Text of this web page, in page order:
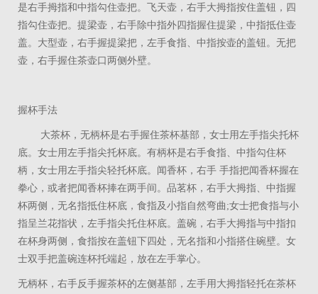
是右手拇指和中指勾住壶把。飞天壶，右手大拇指按住盖钮，四
指勾住壶把。提梁壶，右手除中指外四指握住提梁，中指抵住壶
盖。大型壶，右手握提梁把，左手食指、中指按壶的盖钮。无把
壶，右手握住茶壶口两侧外壁。
握杯手法
大茶杯，无柄杯是右手握住茶杯基部，女士用左手指尖托杯
底。女士用左手指尖托杯底。有柄杯是右手食指、中指勾住杯
柄，女士用左手指尖轻托杯底。闻香杯，右手 手指把闻香杯握在
拳心，或者把闻香杯捧在两手间。品茗杯，右手大拇指、中指握
杯两侧，无名指抵住杯底，食指及小指自然弯曲;女士把食指与小
指呈兰花指状，左手指尖托住杯底。盖碗，右手大拇指与中指扣
在杯身两侧，食指按在盖钮下四处，无名指和小指搭住碗壁。女
士双手把盖碗连杯托端起，放在左手掌心。
无柄杯，右手反手握茶杯的左侧基部，左手用大拇指轻托在茶杯